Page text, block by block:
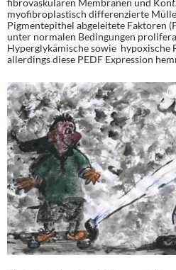
myofibroplastisch differenzierte
Pigmentepithel abgeleitete Faktoren
unter normalen Bedingungen
Hyperglykämische sowie hypoxische
allerdings diese PEDF Expression